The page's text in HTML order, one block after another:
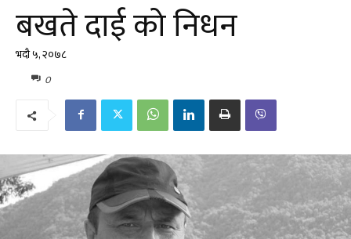
बखते दाई को निधन
भदौ ५, २०७८
0